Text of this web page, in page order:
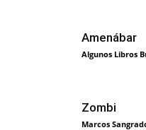
Amenábar
Algunos Libros
Zombi
Marcos